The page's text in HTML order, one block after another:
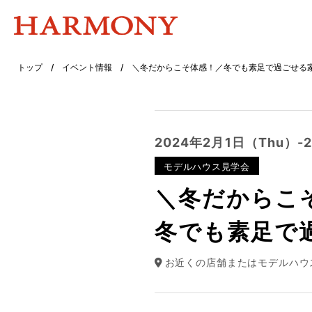
トップ/ イベント情報 / ＼冬だからこそ体感！／冬でも素足で過ごせる
2024年2月1日（Thu）-
モデルハウス見学会
＼冬だからこ
冬でも素足で
お近くの店舗またはモデルハウ